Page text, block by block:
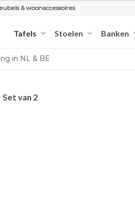
& woonaccessoires
Tafels Stoelen Banken
in NL & BE
van 2